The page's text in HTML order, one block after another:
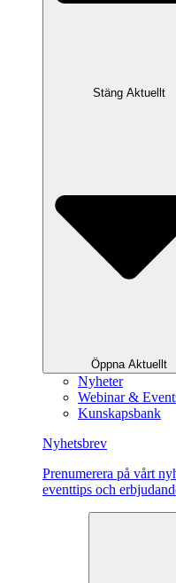
Stäng Aktuellt
Öppna Aktuellt
Nyheter
Webinar &
Kunskapsbank
Nyhetsbrev
Pre­nu­me­re­ra på vårt
eventtips och